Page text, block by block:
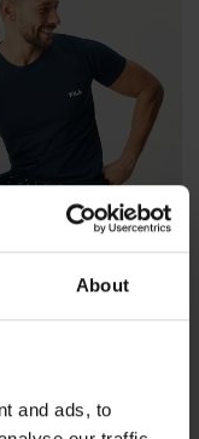
About
and ads, to
korte broek